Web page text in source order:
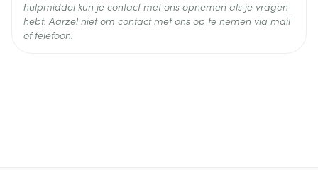
hulpmiddel kun je contact met ons opnemen als je vragen
hebt. Aarzel niet om contact met ons op te nemen via mail
of telefoon.